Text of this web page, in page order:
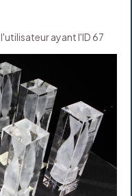
ayant l'ID 67